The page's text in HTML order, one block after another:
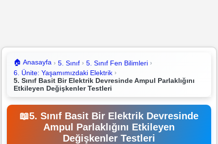
🏠 Anasayfa 5. Sınıf
5. Sınıf Fen Bilimleri
6. Ünite: Yaşamımızdaki Elektrik
5. Sınıf Basit Bir Elektrik Devresinde Ampul Parlaklığını
Etkileyen Değişkenler Testleri
📖5. Sınıf Basit Bir Elektrik Devresinde
Ampul Parlaklığını Etkileyen
Değişkenler Testleri